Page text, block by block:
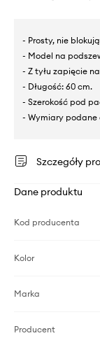
- Prosty, nie
- Model na
- Z tyłu zapięcie
- Długość: 60 cm.
- Szerokość pod
- Wymiary podane
Szczegóły
Dane produktu
Kod producenta
Kolor
Marka
Producent